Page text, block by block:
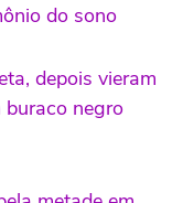
do sono
depois vieram
negro